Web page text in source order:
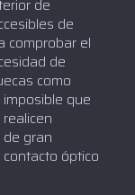
de
de
comprobar el
de
como
que
gran
óptico